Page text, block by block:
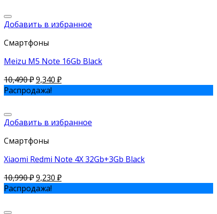
Добавить в избранное
Смартфоны
Meizu M5 Note 16Gb Black
10,490₽9,340 ₽
Распродажа!
Добавить в избранное
Смартфоны
Xiaomi Redmi Note 4X 32Gb+3Gb Black
10,990₽9,230 ₽
Распродажа!